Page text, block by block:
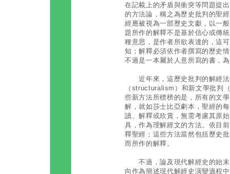
在記載上的矛盾與衝突等問題提
的方法論，稱之為歷史批判的聖
經應被視為一部歷史文獻，以一
題所作的解釋不是基於信心或傳
種意思，是作者所欲表達的，這
知；解釋必須依作者撰寫的歷史
不過是一本屬於人意所寫的書，
近年來，這歷史批判的解經法
（structuralism）和新文學批判
些新方法所標榜的是，所有的文
解，就如莎士比亞劇本，聖經的
讀、解釋或欣賞，無需考慮其原
具，作為理解經文的方法。依目
釋聖經；這些方法當然包括歷史
而所作的解釋。
不過，論及現代解經史的始末
向作為簡述現代解經史演變過程